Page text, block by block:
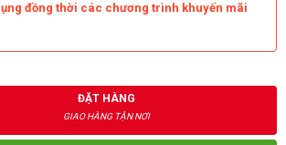
đồng thời các chương trình khuyến mãi
ĐẶT HÀNG
GIAO HÀNG TẬN NƠI